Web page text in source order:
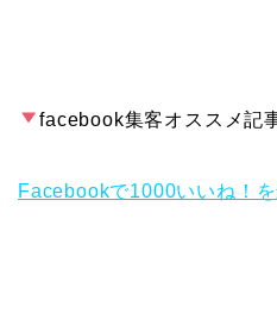
facebook集客オススメ記
Facebookで1000いいね！